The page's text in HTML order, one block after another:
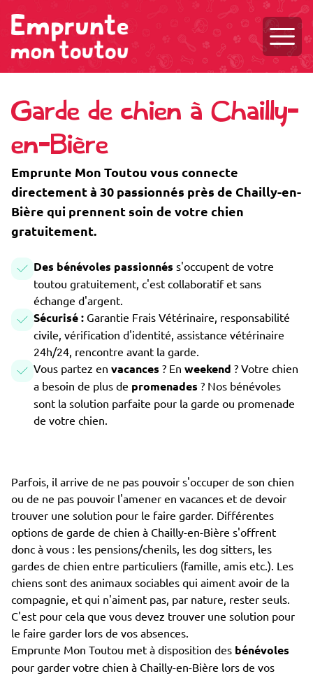
Garde de chien à Chailly-
en-Bière
Emprunte Mon Toutou vous connecte
directement à 30 passionnés près de Chailly-en-
Bière qui prennent soin de votre chien
gratuitement.
Des bénévoles passionnés s'occupent de votre
toutou gratuitement, c'est collaboratif et sans
échange d'argent.
Sécurisé : Garantie Frais Vétérinaire, responsabilité
civile, vérification d'identité, assistance vétérinaire
24h/24, rencontre avant la garde.
Vous partez en vacances ? En weekend ? Votre chien
a besoin de plus de promenades ? Nos bénévoles
sont la solution parfaite pour la garde ou promenade
de votre chien.
Parfois, il arrive de ne pas pouvoir s'occuper de son chien
ou de ne pas pouvoir l'amener en vacances et de devoir
trouver une solution pour le faire garder. Différentes
options de garde de chien à Chailly-en-Bière s'offrent
donc à vous : les pensions/chenils, les dog sitters, les
gardes de chien entre particuliers (famille, amis etc.). Les
chiens sont des animaux sociables qui aiment avoir de la
compagnie, et qui n'aiment pas, par nature, rester seuls.
C'est pour cela que vous devez trouver une solution pour
le faire garder lors de vos absences.
Emprunte Mon Toutou met à disposition des bénévoles
pour garder votre chien à Chailly-en-Bière lors de vos